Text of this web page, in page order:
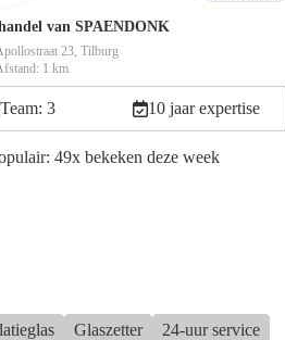
van SPAENDONK
23, Tilburg
1 km
Team: 3 10 jaar expertise
49x bekeken deze week
Glaszetter 24-uur service